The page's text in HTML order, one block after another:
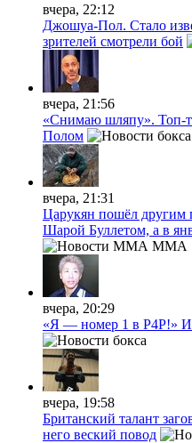
вчера, 22:12
Джошуа-Пол. Стало
зрителей смотрели бой
вчера, 21:56
«Снимаю шляпу». Топ-
Полом
вчера, 21:31
Царукян пошёл другим
Шарой Буллетом, а в
MMA
вчера, 20:29
«Я — номер 1 в P4P!»
вчера, 19:58
Британский талант
него веский повод